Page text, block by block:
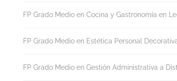
FP Grado Medio en Cocina y Gastronomía en
FP Grado Medio en Estética Personal
FP Grado Medio en Gestión Administrativa a